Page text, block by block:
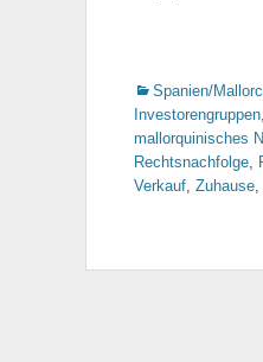
Kategorien
Spanien/
Investorengruppen,
mallorquinisches
Rechtsnachfolge,
Verkauf, Zuhause,